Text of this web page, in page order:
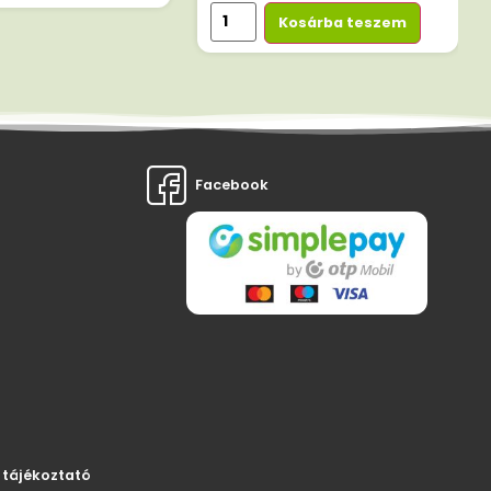
Kosárba teszem
tájékoztató
Facebook